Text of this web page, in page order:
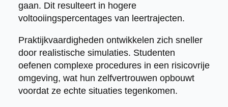
gaan. Dit resulteert in hogere
voltooiingspercentages van leertrajecten.
Praktijkvaardigheden ontwikkelen zich sneller
door realistische simulaties. Studenten
oefenen complexe procedures in een risicovrije
omgeving, wat hun zelfvertrouwen opbouwt
voordat ze echte situaties tegenkomen.